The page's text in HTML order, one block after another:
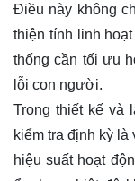
Điều này không
thiện tính linh
thống cần tối ưu
lỗi con người.
Trong thiết kế và
kiểm tra định kỳ là
hiệu suất hoạt